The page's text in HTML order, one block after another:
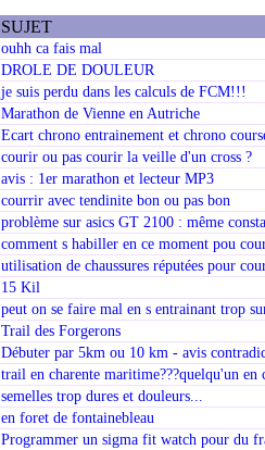
SUJET
ouhh ca fais mal
DROLE DE DOULEUR
je suis perdu dans les calculs de FCM!!!
Marathon de Vienne en Autriche
Ecart chrono entrainement et chrono
courir ou pas courir la veille d'un cross ?
avis : 1er marathon et lecteur MP3
courrir avec tendinite bon ou pas bon
problème sur asics GT 2100 : même
comment s habiller en ce moment pou
utilisation de chaussures réputées pour
15 Kil
peut on se faire mal en s entrainant trop
Trail des Forgerons
Débuter par 5km ou 10 km - avis
trail en charente maritime???quelqu'un en
semelles trop dures et douleurs...
en foret de fontainebleau
Programmer un sigma fit watch pour du